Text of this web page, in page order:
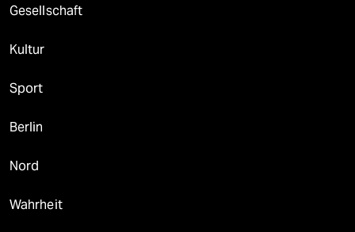
Gesellschaft
Kultur
Sport
Berlin
Nord
Wahrheit